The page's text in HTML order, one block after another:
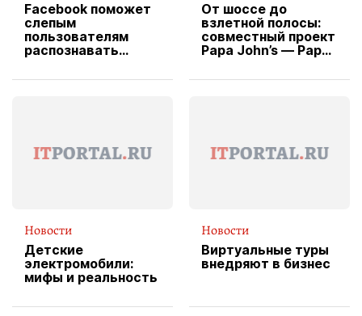
Facebook поможет
слепым
пользователям
распознавать
От шоссе до
взлетной полосы:
совместный проект
Papa John’s — Papa
вводит
Новости
Детские
электромобили:
мифы и реальность
Новости
Виртуальные туры
внедряют в бизнес